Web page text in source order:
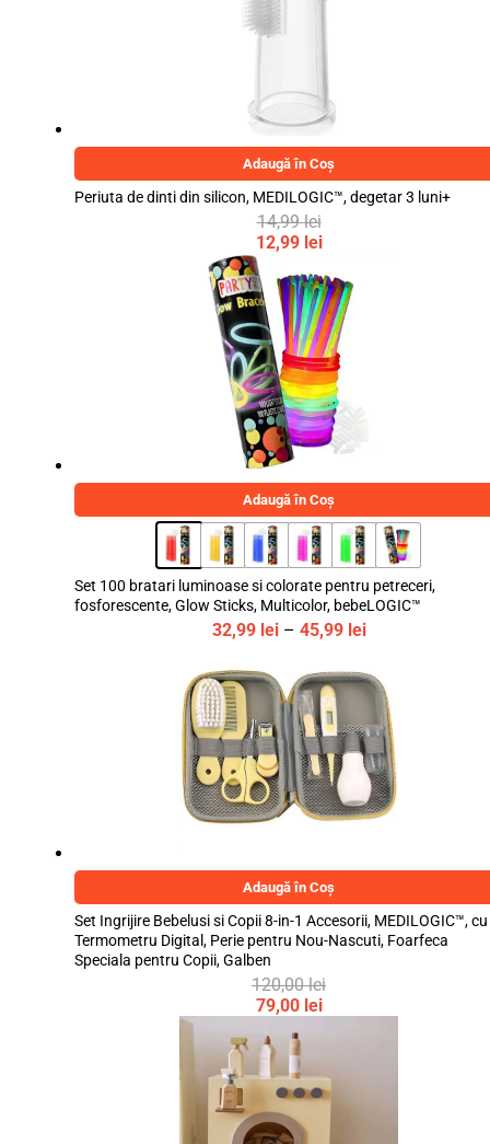
Adaugă în Coș
Periuta de dinti din silicon, MEDILOGIC™, degetar 3 luni+
14,99lei
Prețul
a
fost:
14,99 lei.
12,99 lei
curent
este:
12,99 lei.
Adaugă în Coș
Set 100 bratari luminoase si colorate pentru petreceri,
fosforescente, Glow Sticks, Multicolor, bebeLOGIC™
32,99 lei – 45,99 leiInterval
prețuri:
32,99 lei
până
la
45,99 lei
Adaugă în Coș
Set Ingrijire Bebelusi si Copii 8-in-1 Accesorii, MEDILOGIC™, cu
Termometru Digital, Perie pentru Nou-Nascuti, Foarfeca
Speciala pentru Copii, Galben
120,00lei
Prețul
a
fost:
120,00 lei.
79,00 lei
curent
este:
79,00 lei.